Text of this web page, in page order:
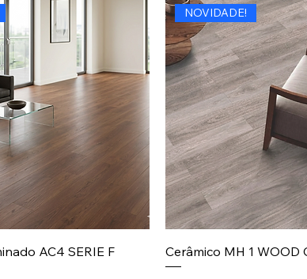
AC4 SERIE F
NOVIDADE!
Cerâmico MH 1 WOOD